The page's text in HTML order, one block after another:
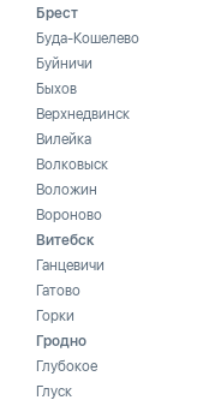
Брест
Буда-Кошелево
Буйничи
Быхов
Верхнедвинск
Вилейка
Волковыск
Воложин
Вороново
Витебск
Ганцевичи
Гатово
Горки
Гродно
Глубокое
Глуск